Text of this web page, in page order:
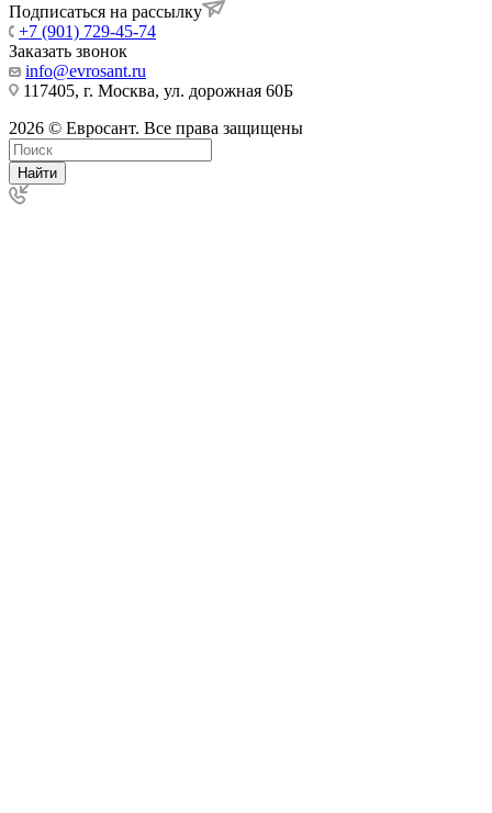
Подписаться на рассылку
+7 (901) 729-45-74
Заказать звонок
info@evrosant.ru
117405, г. Москва, ул. дорожная 60Б
2026 © Евросант. Все права защищены
Найти